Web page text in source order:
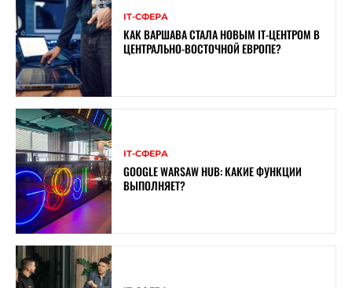
ІТ-СФЕРА
КАК ВАРШАВА СТАЛА НОВЫМ IT-ЦЕНТРОМ В
ЦЕНТРАЛЬНО-ВОСТОЧНОЙ ЕВРОПЕ?
ІТ-СФЕРА
GOOGLE WARSAW HUB: КАКИЕ ФУНКЦИИ
ВЫПОЛНЯЕТ?